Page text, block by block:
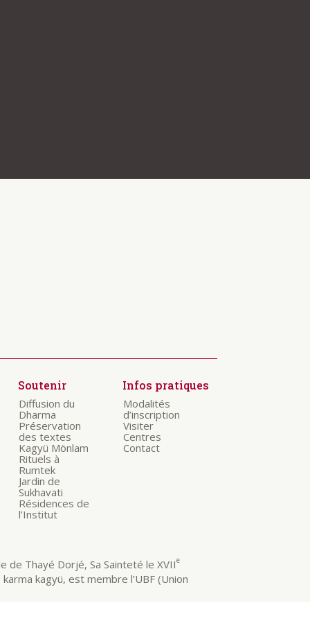
Soutenir
Diffusion du
Dharma
Préservation
des textes
Kagyü Mönlam
Rituels à
Rumtek
Jardin de
Sukhavati
Résidences de
l’Institut
Infos pratiques
Modalités
d’inscription
Visiter
Centres
Contact
de Thayé Dorjé, Sa Sainteté le XVIIe
kagyü, est membre l’UBF (Union